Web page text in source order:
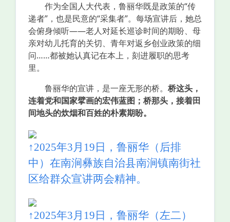
作为全国人大代表，鲁丽华既是政策的“传
递者”，也是民意的“采集者”。每场宣讲后，她总
会俯身倾听——老人对延长巡诊时间的期盼、母
亲对幼儿托育的关切、青年对返乡创业政策的细
问……都被她认真记在本上，刻进履职的思考
里。
鲁丽华的宣讲，是一座无形的桥。 桥这头，
连着党和国家擘画的宏伟蓝图；桥那头，接着田
间地头的炊烟和百姓的朴素期盼。
↑2025年3月19日，鲁丽华（后排
中）在南涧彝族自治县南涧镇南街社
区给群众宣讲两会精神。
↑2025年3月19日，鲁丽华（左二）